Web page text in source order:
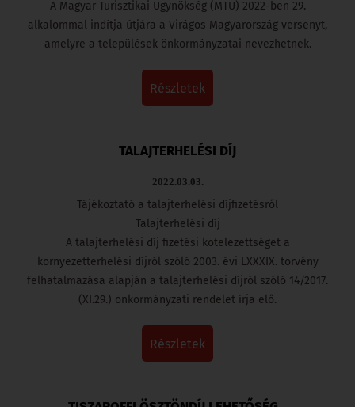
A Magyar Turisztikai Ügynökség (MTÜ) 2022-ben 29.
alkalommal indítja útjára a Virágos Magyarország versenyt,
amelyre a települések önkormányzatai nevezhetnek.
részletek
TALAJTERHELÉSI DÍJ
2022.03.03.
Tájékoztató a talajterhelési díjfizetésről
Talajterhelési díj
A talajterhelési díj fizetési kötelezettséget a
környezetterhelési díjról szóló 2003. évi LXXXIX. törvény
felhatalmazása alapján a talajterhelési díjról szóló 14/2017.
(XI.29.) önkormányzati rendelet írja elő.
részletek